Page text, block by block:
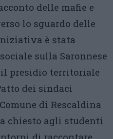
delle mafie e
lo sguardo delle
è stata
sulla Saronnese
presidio territoriale
dei sindaci
di Rescaldina
chiesto agli studenti